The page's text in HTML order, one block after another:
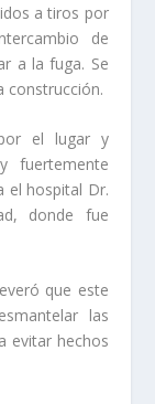
a tiros por
de
a la fuga. Se
construcción.
el lugar y
fuertemente
el hospital Dr.
donde fue
que este
las
evitar hechos